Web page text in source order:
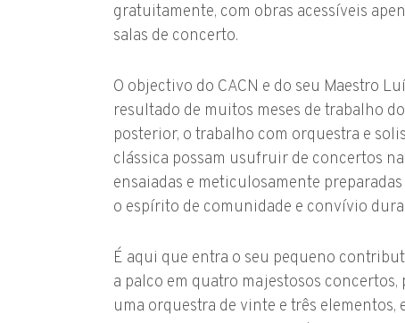
gratuitamente, com obras acessíveis
salas de concerto.
O objectivo do CACN e do seu Maestro
resultado de muitos meses de trabalho
posterior, o trabalho com orquestra e
clássica possam usufruir de concertos
ensaiadas e meticulosamente
o espírito de comunidade e convívio
É aqui que entra o seu pequeno
a palco em quatro majestosos
uma orquestra de vinte e três